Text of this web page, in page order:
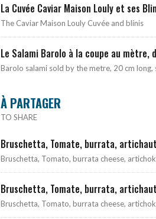
La Cuvée Caviar Maison Louly et ses
The Caviar Maison Louly Cuvée and blinis
Le Salami Barolo à la coupe au
Barolo salami sold by the metre, 20 cm
À PARTAGER
TO SHARE
Bruschetta, Tomate, burrata,
Bruschetta, Tomato, burrata cheese,
Bruschetta, Tomate, burrata,
Bruschetta, Tomato, burrata cheese,